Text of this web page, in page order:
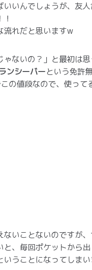
いんでしょうが、友
流れだと思いますw
ゃないの？」と最初は思
ンシーバーという免許
の値段なので、使って
いことないのですが、
と、毎回ポケットから
うことになってしまい